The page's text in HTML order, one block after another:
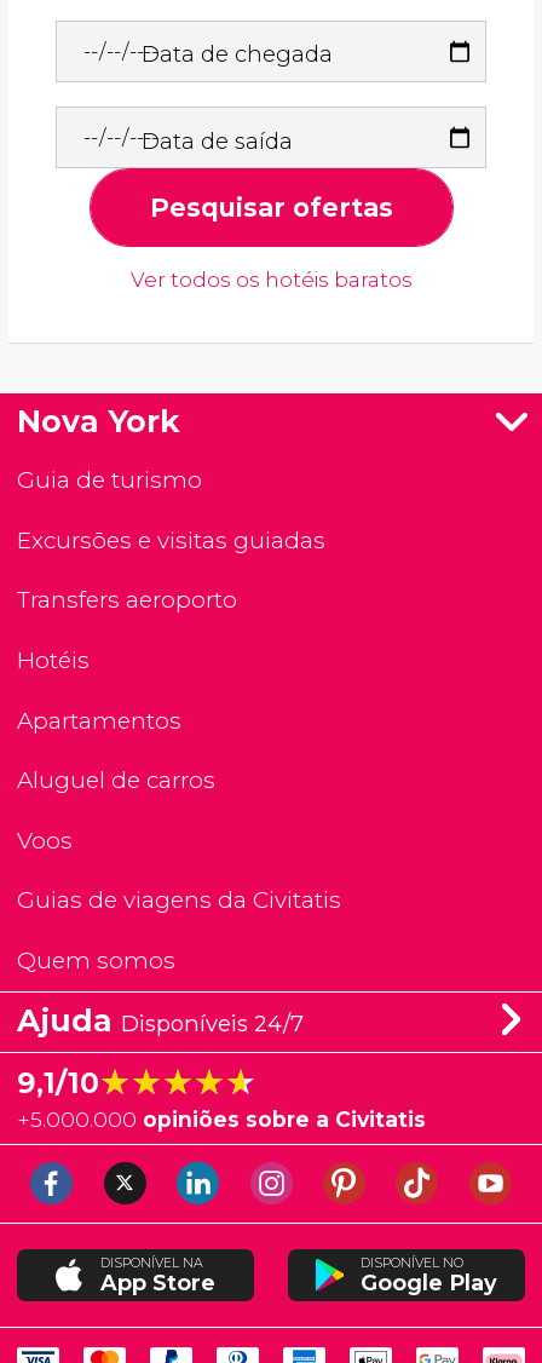
Data de chegada
Data de saída
Pesquisar ofertas
Ver todos os hotéis baratos
Nova York
Guia de turismo
Excursões e visitas guiadas
Transfers aeroporto
Hotéis
Apartamentos
Aluguel de carros
Voos
Guias de viagens da Civitatis
Quem somos
Ajuda Disponíveis 24/7
9,1/10★★★★★
★★★★★
+5.000.000 opiniões sobre a Civitatis
DISPONÍVEL NA
App Store
DISPONÍVEL NO
Google Play